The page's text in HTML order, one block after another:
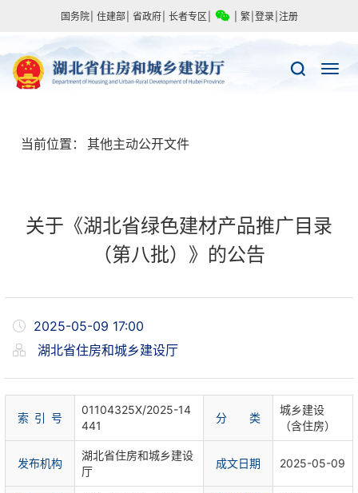
国务院 住建部 省政府 长者专区 繁 登录 注册
当前位置： 其他主动公开文件
关于《湖北省绿色建材产品推广目录
（第八批）》的公告
2025-05-09 17:00
湖北省住房和城乡建设厅
索 引 号
01104325X/2025-14
441
分 类
城乡建设
（含住房）
发布机构
湖北省住房和城乡建设
厅
成文日期 2025-05-09